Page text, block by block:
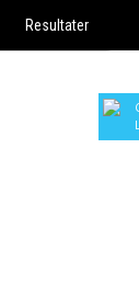
Resultater